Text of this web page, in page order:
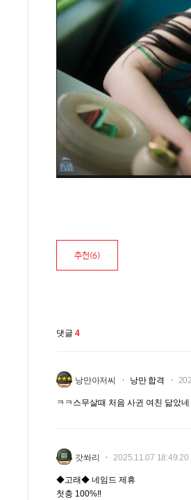
추천(6)
댓글 4
낭만아저씨 낭만 합격
ㅋㅋ스무살때 처음 사귄 여친 닮았네
갓쏴리 2025.11.07 18:49:20
◆고래◆ 네임드 제휴
첫충 100%‼️